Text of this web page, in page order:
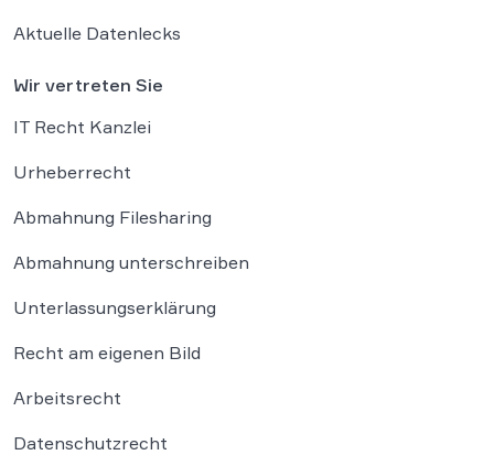
Aktuelle Datenlecks
Wir vertreten Sie
IT Recht Kanzlei
Urheberrecht
Abmahnung Filesharing
Abmahnung unterschreiben
Unterlassungserklärung
Recht am eigenen Bild
Arbeitsrecht
Datenschutzrecht